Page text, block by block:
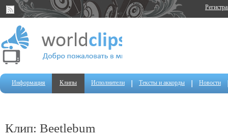
Информация Клипы Исполнители Тексты и аккорды Новости
Клип: Beetlebum